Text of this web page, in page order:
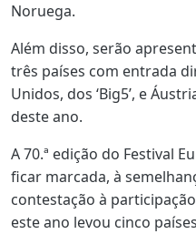
Noruega.
Além disso, serão
três países com entrada
Unidos, dos ‘Big5’, e
deste ano.
A 70.ª edição do Festival
ficar marcada, à
contestação à
este ano levou cinco